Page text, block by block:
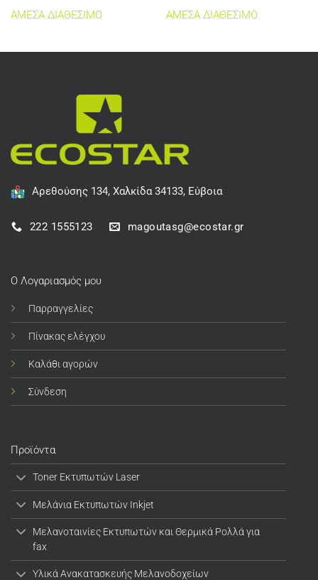
ΑΜΕΣΑ ΔΙΑΘΕΣΙΜΟ ΑΜΕΣΑ ΔΙΑΘΕΣΙΜΟ
Αρεθούσης 134, Χαλκίδα 34133, Εύβοια
222 1555123 magoutasg@ecostar.gr
Ο Λογαριασμός μου
Παρραγγελίες
Πίνακας ελέγχου
Καλάθι αγορών
Σύνδεση
Προϊόντα
Toner Εκτυπωτών Laser
Μελάνια Εκτυπωτών Inkjet
Μελανοταινίες Εκτυπωτών και Θερμικά Ρολλά για
fax
Υλικά Ανακατασκευής Μελανοδοχείων